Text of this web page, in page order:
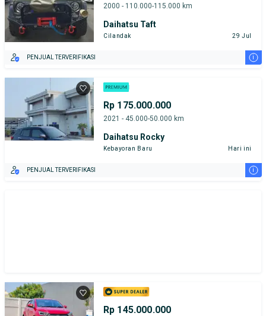
2000 - 110.000-115.000 km
Daihatsu Taft
Cilandak 29 Jul
PENJUAL TERVERIFIKASI i
Rp 175.000.000
2021 - 45.000-50.000 km
Daihatsu Rocky
Kebayoran Baru Hari ini
PENJUAL TERVERIFIKASI i
Rp 145.000.000